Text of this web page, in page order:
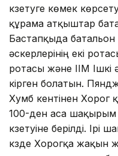
күзетуге көмек
құрама атқыштар
Бастапқыда
әскерлерінің екі
ротасы және ІІМ Ішкі
кірген болатын.
Хумб кентінен Хорог
100-ден аса шақырым
күзетуіне берілді.
күзде Хорогқа жақын